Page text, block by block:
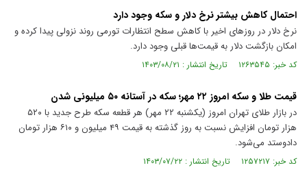
احتمال کاهش بیشتر نرخ دلار و سکه وجود دارد
نرخ دلار در روزهای اخیر با کاهش سطح انتظارات تورمی روند نزولی پیدا کرده و
امکان بازگشت دلار به قیمت‌ها قبلی وجود دارد.
کد خبر: ۱۲۶۳۵۴۵ تاریخ انتشار : ۱۴۰۳/۰۸/۲۱
قیمت طلا و سکه امروز ۲۲ مهر؛ سکه در آستانه ۵۰ میلیونی شدن
در بازار طلای تهران امروز (یکشنبه ۲۲ مهر) هر قطعه سکه طرح جدید با ۵۲۰
هزار تومان افزایش نسبت به روز گذشته به قیمت ۴۹ میلیون و ۶۱۰ هزار تومان
دادوستد می‌شود.
کد خبر: ۱۲۵۷۲۱۷ تاریخ انتشار : ۱۴۰۳/۰۷/۲۲